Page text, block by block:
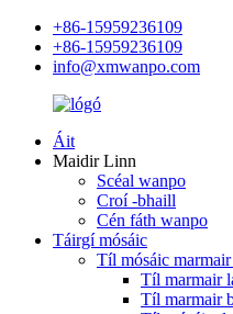
+86-15959236109
+86-15959236109
info@xmwanpo.com
Áit
Maidir Linn
Scéal wanpo
Croí -bhaill
Cén fáth wanpo
Táirgí mósáic
Tíl mósáic
Tíl marmair
Tíl marmair